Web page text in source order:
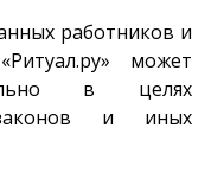
работников и
может
в целях
законов и иных